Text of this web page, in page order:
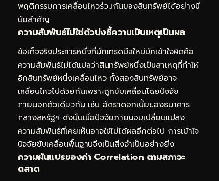
พฤติกรรมการเคลื่อนไหวร่วมกันของสินทรัพย์ได้อย่างมี
นัยสำคัญ
ความสัมพันธ์ไม่ใช่ตัวบ่งชี้ความเป็นเหตุเป็นผล
ข้อเท็จจริงประการหนึ่งที่นักเทรดมือใหม่มักเข้าใจผิดคือ
ความสัมพันธ์ไม่ได้แปลว่าสินทรัพย์หนึ่งเป็นสาเหตุที่ทำให้
อีกสินทรัพย์หนึ่งเคลื่อนไหว ทั้งสองสินทรัพย์อาจ
เคลื่อนไหวไปด้วยกันเพราะถูกขับเคลื่อนโดยปัจจัย
ภายนอกตัวเดียวกัน เช่น อัตราดอกเบี้ยของธนาคาร
กลางสหรัฐฯ ดังนั้นเมื่อปัจจัยภายนอบเปลี่ยนแปลง
ความสัมพันธ์ที่เคยเห็นอาจใช้ไม่ได้ผลอีกต่อไป การเข้าใจ
ปัจจัยขับเคลื่อนพื้นฐานจึงเป็นสิ่งจำเป็นอย่างยิ่ง
ความผันแปรของค่า Correlation ตามสภาวะ
ตลาด